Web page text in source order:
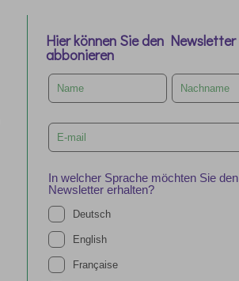
Hier können Sie den Newsletter
abbonieren
Leave
this
field
In welcher Sprache möchten Sie den
Newsletter erhalten?
Deutsch
English
Française